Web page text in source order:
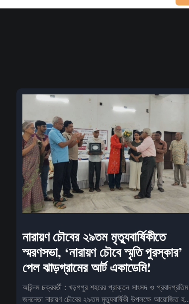
নারায়ণ চৌবের ২৯তম মৃত্যুবার্ষিকীতে
স্মরণসভা, ‘নারায়ণ চৌবে স্মৃতি পুরস্কার’
পেল ঝাড়গ্রামের আর্ট একাডেমি!
অরিন্দম চক্রবর্তী : খড়গপুর শহরের প্রাক্তন সাংসদ ও প্রবাদপ্রতিম
জননেতা নারায়ণ চৌবের ২৯তম মৃত্যুবার্ষিকী উপলক্ষে আয়োজিত হল